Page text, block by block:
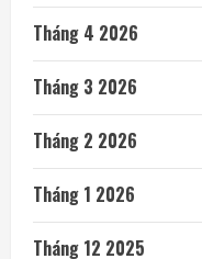
Tháng 4 2026
Tháng 3 2026
Tháng 2 2026
Tháng 1 2026
Tháng 12 2025